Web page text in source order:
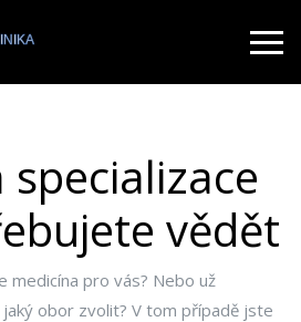
specializace
vědět
medicína pro vás? Nebo už
obor zvolit? V tom případě jste